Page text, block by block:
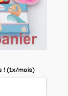
! (1x/mois)